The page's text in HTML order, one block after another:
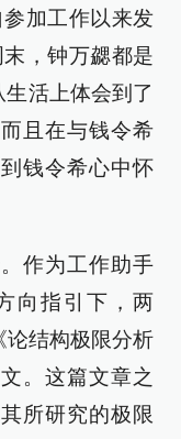
加工作以来发
，钟万勰都是
活上体会到了
且在与钱令希
钱令希心中怀
作为工作助手
向指引下，两
论结构极限分析
。这篇文章之
所研究的极限